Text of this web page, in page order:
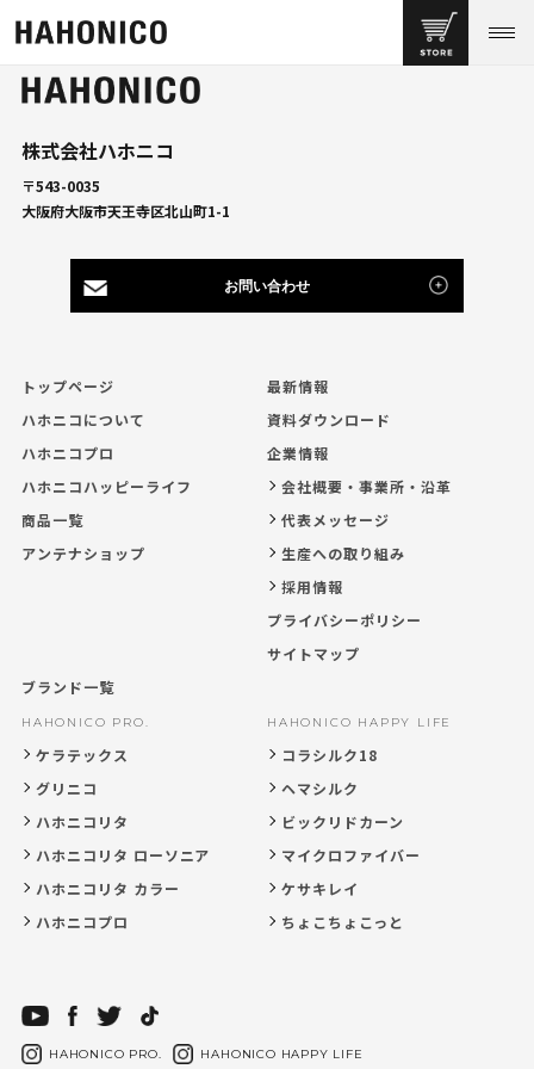
株式会社ハホニコ
〒543-0035
大阪府大阪市天王寺区北山町1-1
お問い合わせ
トップページ
ハホニコについて
ハホニコプロ
ハホニコハッピーライフ
商品一覧
アンテナショップ
ブランド一覧
HAHONICO PRO.
ケラテックス
グリニコ
ハホニコリタ
ハホニコリタ ローソニア
ハホニコリタ カラー
ハホニコプロ
HAHONICO HAPPY LIFE
コラシルク18
ヘマシルク
ビックリドカーン
マイクロファイバー
ケサキレイ
ちょこちょこっと
最新情報
資料ダウンロード
企業情報
会社概要・事業所・沿革
代表メッセージ
生産への取り組み
採用情報
プライバシーポリシー
サイトマップ
HAHONICO PRO. HAHONICO HAPPY LIFE